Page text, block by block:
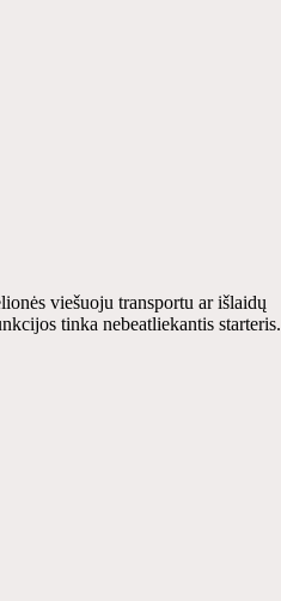
viešuoju transportu ar išlaidų
tinka nebeatliekantis starteris.